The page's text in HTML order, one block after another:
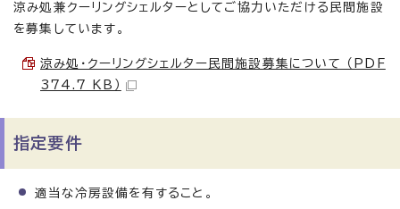
涼み処兼クーリングシェルターとしてご協力いただける民間施設
を募集しています。
涼み処・クーリングシェルター民間施設募集について （PDF
374.7 KB）
指定要件
適当な冷房設備を有すること。